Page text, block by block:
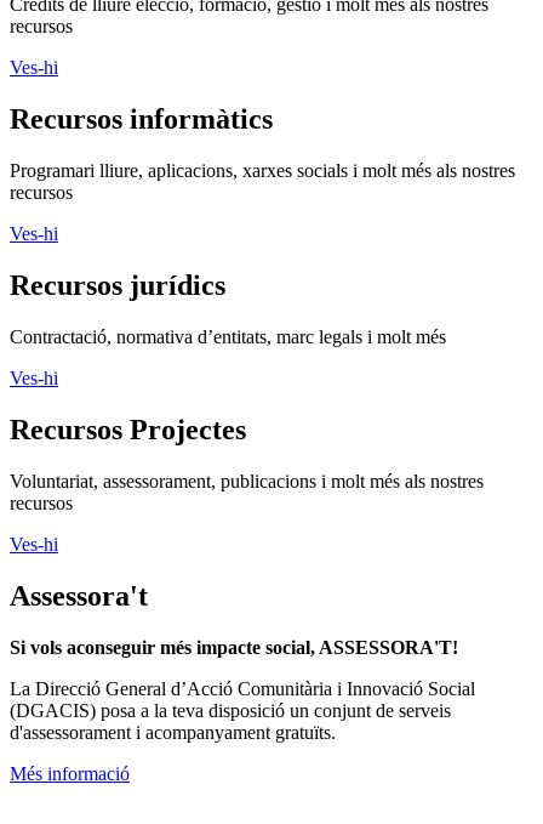
Crèdits de lliure elecció, formació, gestió i molt més als nostres
recursos
Ves-hi
Recursos informàtics
Programari lliure, aplicacions, xarxes socials i molt més als nostres
recursos
Ves-hi
Recursos jurídics
Contractació, normativa d’entitats, marc legals i molt més
Ves-hi
Recursos Projectes
Voluntariat, assessorament, publicacions i molt més als nostres
recursos
Ves-hi
Assessora't
Si vols aconseguir més impacte social, ASSESSORA'T!
La Direcció General d’Acció Comunitària i Innovació Social
(DGACIS) posa a la teva disposició un conjunt de serveis
d'assessorament i acompanyament gratuïts.
Més informació